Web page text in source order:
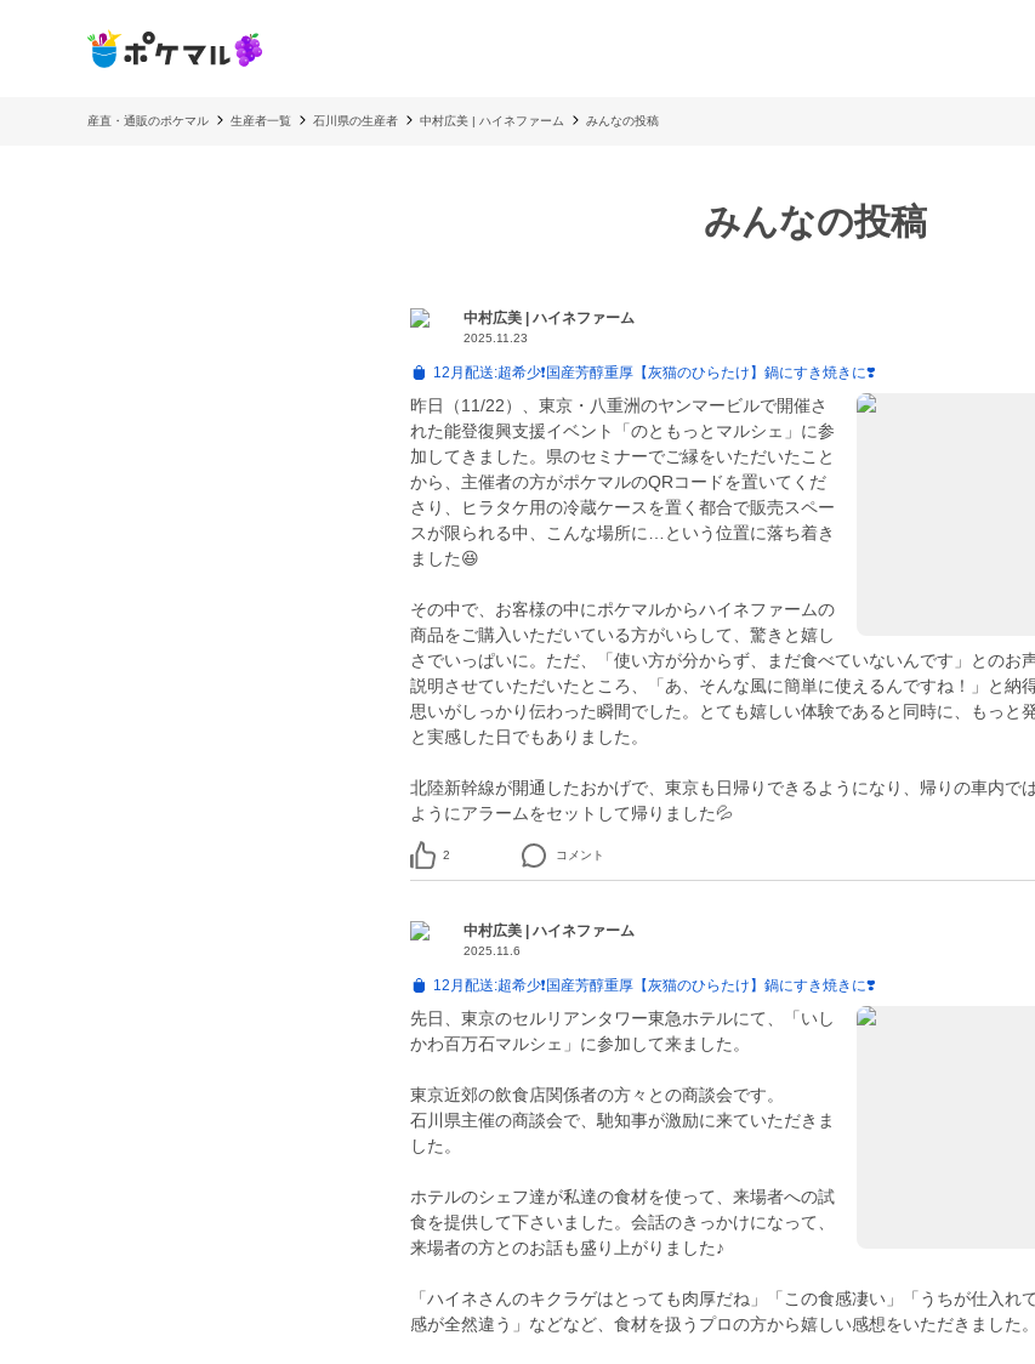
産直・通販のポケマル 生産者一覧 石川県の生産者 中村広美 | ハイネファーム みんなの投稿
みんなの投稿
中村広美 | ハイネファーム
2025.11.23
12月配送:超希少❗️国産芳醇重厚【灰猫のひらたけ】鍋にすき焼きに❣️
昨日（11/22）、東京・八重洲のヤンマービルで開催さ
れた能登復興支援イベント「のともっとマルシェ」に参
加してきました。県のセミナーでご縁をいただいたこと
から、主催者の方がポケマルのQRコードを置いてくだ
さり、ヒラタケ用の冷蔵ケースを置く都合で販売スペー
スが限られる中、こんな場所に…という位置に落ち着き
ました😆
その中で、お客様の中にポケマルからハイネファームの
商品をご購入いただいている方がいらして、驚きと嬉し
さでいっぱいに。ただ、「使い方が分からず、まだ食べていないんです」とのお
説明させていただいたところ、「あ、そんな風に簡単に使えるんですね！」と納
思いがしっかり伝わった瞬間でした。とても嬉しい体験であると同時に、もっと
と実感した日でもありました。
北陸新幹線が開通したおかげで、東京も日帰りできるようになり、帰りの車内で
ようにアラームをセットして帰りました💦
2 コメント
中村広美 | ハイネファーム
2025.11.6
12月配送:超希少❗️国産芳醇重厚【灰猫のひらたけ】鍋にすき焼きに❣️
先日、東京のセルリアンタワー東急ホテルにて、「いし
かわ百万石マルシェ」に参加して来ました。
東京近郊の飲食店関係者の方々との商談会です。
石川県主催の商談会で、馳知事が激励に来ていただきま
した。
ホテルのシェフ達が私達の食材を使って、来場者への試
食を提供して下さいました。会話のきっかけになって、
来場者の方とのお話も盛り上がりました♪
「ハイネさんのキクラゲはとっても肉厚だね」「この食感凄い」「うちが仕入れ
感が全然違う」などなど、食材を扱うプロの方から嬉しい感想をいただきました。